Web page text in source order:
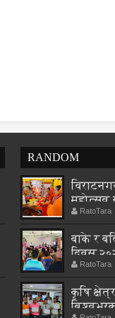
RANDOM
महोत्सव
अपनाउन
RatoTara
बाके र
दिवस
RatoTara
कृषि